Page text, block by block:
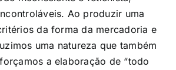
Ao produzir uma
da forma da mercadoria e
uma natureza que também
a elaboração de “todo